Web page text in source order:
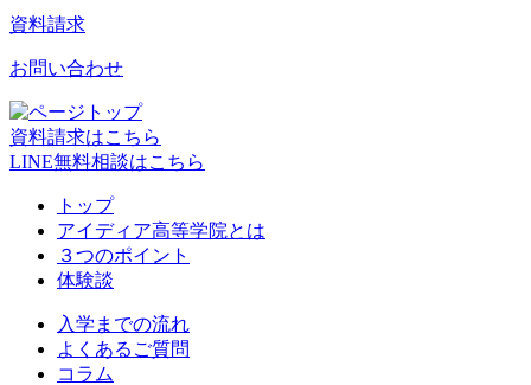
資料請求
お問い合わせ
資料請求はこちら
LINE無料相談はこちら
トップ
アイディア高等学院とは
３つのポイント
体験談
入学までの流れ
よくあるご質問
コラム